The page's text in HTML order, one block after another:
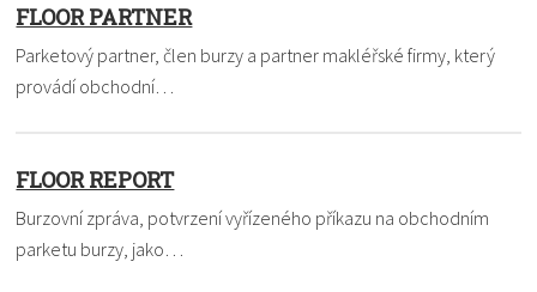
FLOOR PARTNER
Parketový partner, člen burzy a partner makléřské firmy, který
provádí obchodní…
FLOOR REPORT
Burzovní zpráva, potvrzení vyřízeného příkazu na obchodním
parketu burzy, jako…